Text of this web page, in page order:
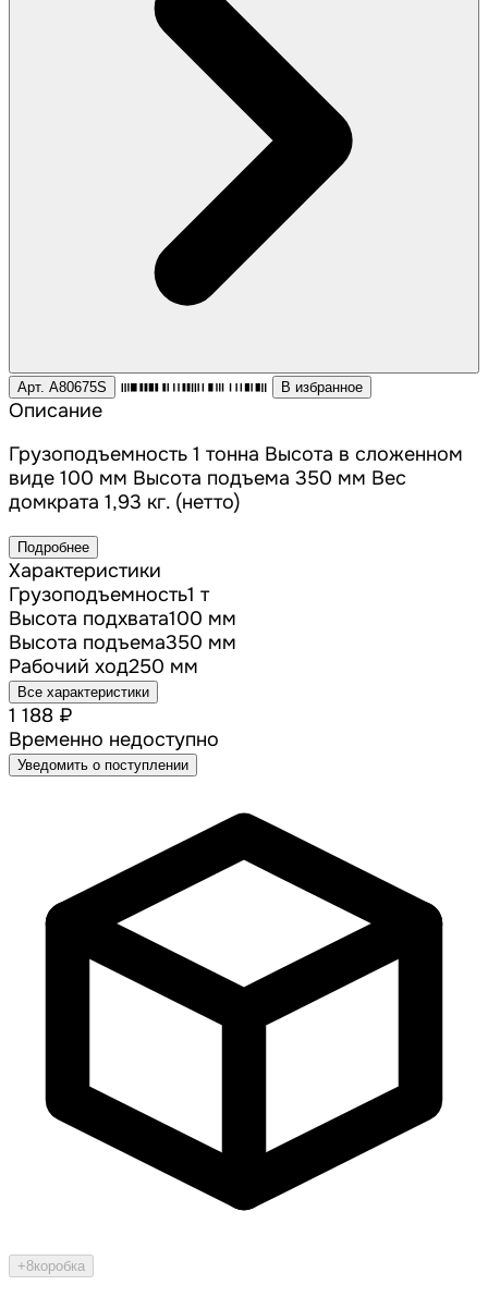
Арт. A80675S В избранное
Описание
Грузоподъемность 1 тонна Высота в сложенном
виде 100 мм Высота подъема 350 мм Вес
домкрата 1,93 кг. (нетто)
Подробнее
Характеристики
Грузоподъемность1 т
Высота подхвата100 мм
Высота подъема350 мм
Рабочий ход250 мм
Все характеристики
1 188 ₽
Временно недоступно
Уведомить о поступлении
+8коробка